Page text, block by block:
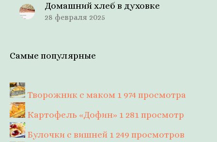
Домашний хлеб в духовке
28 февраля 2025
Самые популярные
Творожник с маком 1 974 просмотра
Картофель «Дофин» 1 281 просмотр
Булочки с вишней 1 249 просмотров